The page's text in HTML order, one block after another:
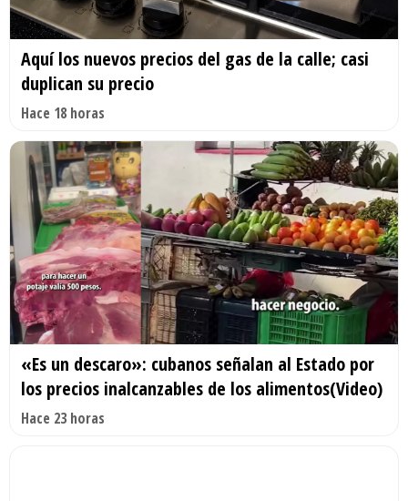
Aquí los nuevos precios del gas de la calle; casi
duplican su precio
Hace 18 horas
«Es un descaro»: cubanos señalan al Estado por
los precios inalcanzables de los alimentos(Video)
Hace 23 horas